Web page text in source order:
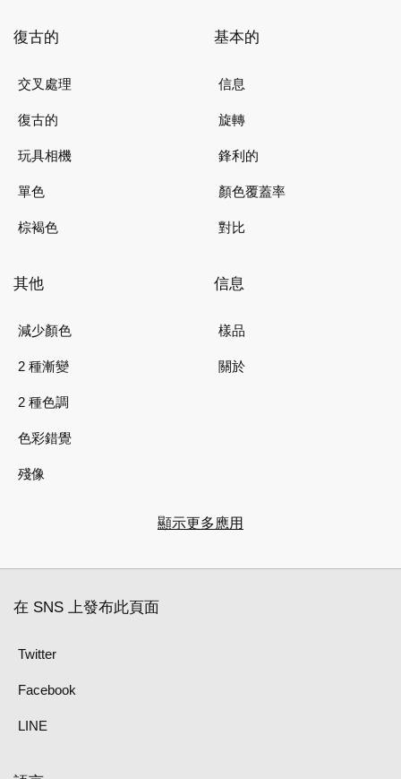
復古的
交叉處理
復古的
玩具相機
單色
棕褐色
基本的
信息
旋轉
鋒利的
顏色覆蓋率
對比
其他
減少顏色
2 種漸變
2 種色調
色彩錯覺
殘像
信息
樣品
關於
顯示更多應用
在 SNS 上發布此頁面
Twitter
Facebook
LINE